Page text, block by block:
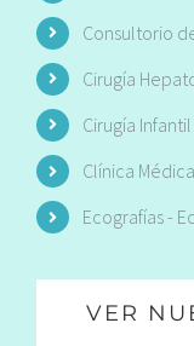
Consultorio
Cirugía
Cirugía
Clínica
Ecografías -
VER